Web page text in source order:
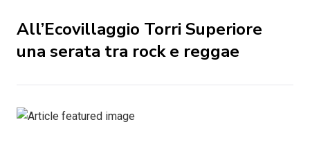
All’Ecovillaggio Torri Superiore
una serata tra rock e reggae